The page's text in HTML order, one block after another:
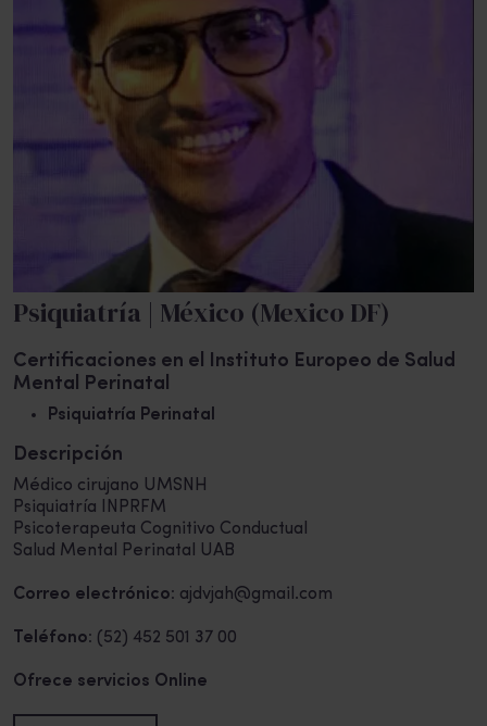
Psiquiatría | México (Mexico DF)
Certificaciones en el Instituto Europeo de Salud
Mental Perinatal
Psiquiatría Perinatal
Descripción
Médico cirujano UMSNH
Psiquiatría INPRFM
Psicoterapeuta Cognitivo Conductual
Salud Mental Perinatal UAB
Correo electrónico: ajdvjah@gmail.com
Teléfono: (52) 452 501 37 00
Ofrece servicios Online